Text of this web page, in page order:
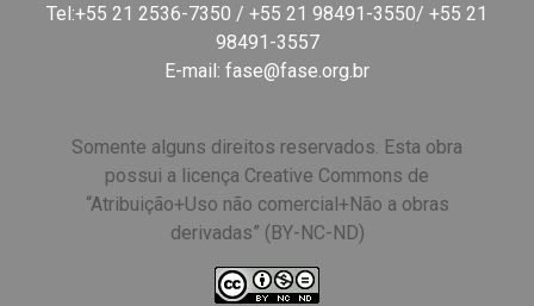
Tel:+55 21 2536-7350 / +55 21 98491-3550/ +55 21
98491-3557
E-mail: fase@fase.org.br
Somente alguns direitos reservados. Esta obra
possui a licença Creative Commons de
“Atribuição+Uso não comercial+Não a obras
derivadas” (BY-NC-ND)